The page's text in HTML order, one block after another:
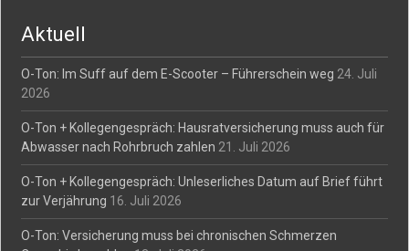
Aktuell
O-Ton: Im Suff auf dem E-Scooter – Führerschein weg 24. Juli
2026
O-Ton + Kollegengespräch: Hausratversicherung muss auch für
Abwasser nach Rohrbruch zahlen 21. Juli 2026
O-Ton + Kollegengespräch: Unleserliches Datum auf Brief führt
zur Verjährung 16. Juli 2026
O-Ton: Versicherung muss bei chronischen Schmerzen